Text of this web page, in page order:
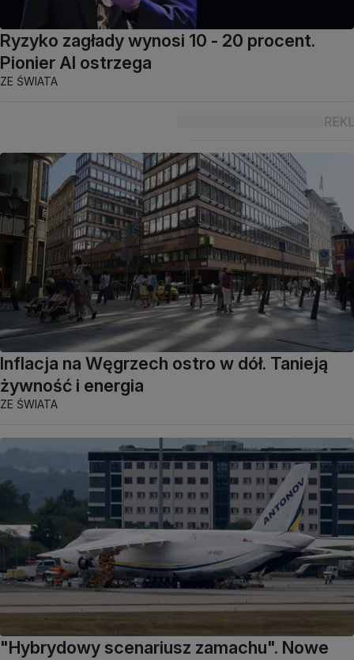
Ryzyko zagłady wynosi 10 - 20 procent.
Pionier AI ostrzega
ZE ŚWIATA
Inflacja na Węgrzech ostro w dół. Tanieją
żywność i energia
ZE ŚWIATA
"Hybrydowy scenariusz zamachu". Nowe